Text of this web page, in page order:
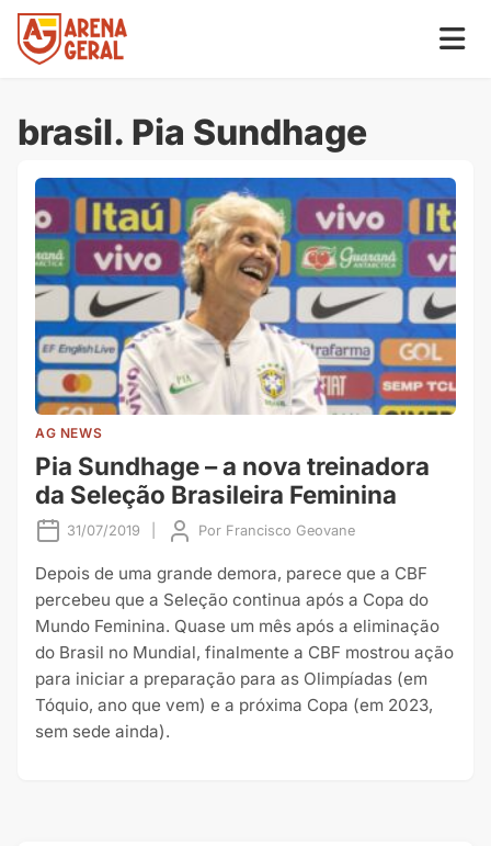
brasil. Pia Sundhage
AG NEWS
Pia Sundhage – a nova treinadora
da Seleção Brasileira Feminina
31/07/2019 Por Francisco Geovane
Depois de uma grande demora, parece que a CBF
percebeu que a Seleção continua após a Copa do
Mundo Feminina. Quase um mês após a eliminação
do Brasil no Mundial, finalmente a CBF mostrou ação
para iniciar a preparação para as Olimpíadas (em
Tóquio, ano que vem) e a próxima Copa (em 2023,
sem sede ainda).